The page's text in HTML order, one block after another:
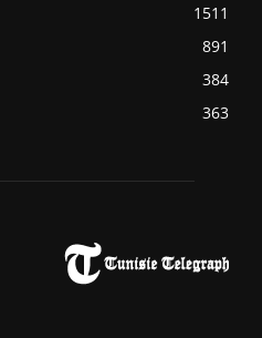
1511
891
384
363